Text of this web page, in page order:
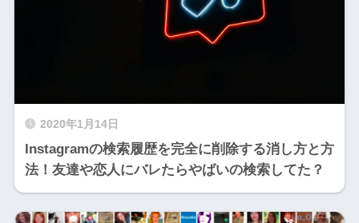
2020年1月14日
Instagramの検索履歴を完全に削除する消し方と方
法！友達や恋人にバレたらやばいの検索してた？